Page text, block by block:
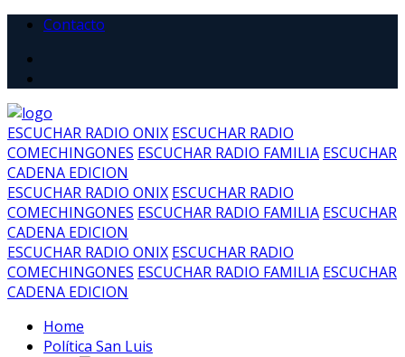
Contacto
ESCUCHAR RADIO ONIX ESCUCHAR RADIO
COMECHINGONES ESCUCHAR RADIO FAMILIA ESCUCHAR
CADENA EDICION
ESCUCHAR RADIO ONIX ESCUCHAR RADIO
COMECHINGONES ESCUCHAR RADIO FAMILIA ESCUCHAR
CADENA EDICION
ESCUCHAR RADIO ONIX ESCUCHAR RADIO
COMECHINGONES ESCUCHAR RADIO FAMILIA ESCUCHAR
CADENA EDICION
Home
Política San Luis